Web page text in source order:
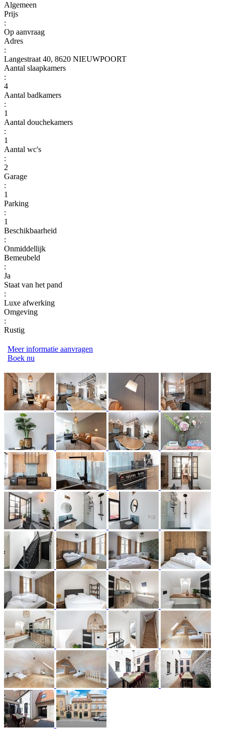
Algemeen
Prijs
:
Op aanvraag
Adres
:
Langestraat 40, 8620 NIEUWPOORT
Aantal slaapkamers
:
4
Aantal badkamers
:
1
Aantal douchekamers
:
1
Aantal wc's
:
2
Garage
:
1
Parking
:
1
Beschikbaarheid
:
Onmiddellijk
Bemeubeld
:
Ja
Staat van het pand
:
Luxe afwerking
Omgeving
:
Rustig
Meer informatie aanvragen
Boek nu